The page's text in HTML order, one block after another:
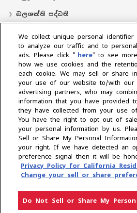
බලශක්ති පද්ධති
බෙදාහරින්නාගේ ස්ථානය
සහාය
අප ගැන
ජනාධිපතිගේ පණිවිඩය අපේ මෙහෙවර
තාක්ෂණය
සමාගම් පැතිකඩ
කලාපය තෝරන්න
රහස්‍යතා ප්‍රතිපත්තිය කුකී ප්‍රතිපත්තිය
ප්‍රකාශන හිමිකම © YANMAR HOLDINGS CO.,
We collect unique personal identifier
to analyze our traffic and to
ads. Please click " here" to see
how we use cookies and the
each cookie. We may sell or share
your use of our website to/with our
advertising partners, who may
information that you have provided
they have collected from your use
You have the right to opt out of
your personal information by us.
Sell or Share My Personal
your right. If we have detected an
preference signal then it will be
Privacy Policy for California
Change your sell or share
Do Not Sell or Share My